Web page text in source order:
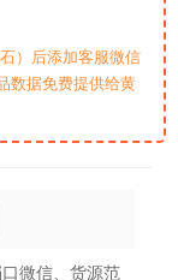
）后添加客服微信
数据免费提供给黄
微信、货源范